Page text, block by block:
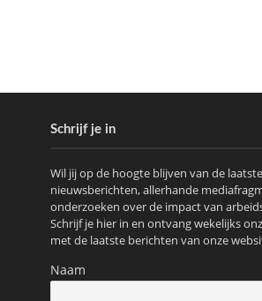
Schrijf je in
Wil jij op de hoogte blijven van de laatste
nieuwsberichten, allerhande
onderzoeken over de impact van
Schrijf je hier in en ontvang wekelijks
met de laatste berichten van onze
Naam